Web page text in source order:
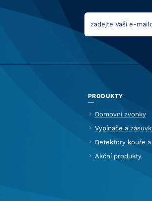
PRODUKTY
Domovní zvonky
Vypínače a
Detektory kouře a
Akční produkty